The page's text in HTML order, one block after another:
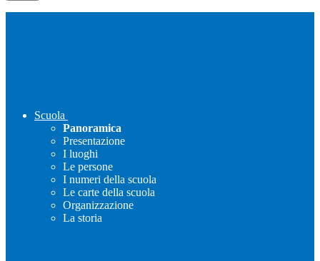
Scuola
Panoramica
Presentazione
I luoghi
Le persone
I numeri della scuola
Le carte della scuola
Organizzazione
La storia